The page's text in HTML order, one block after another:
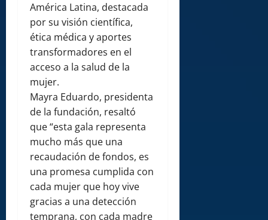
América Latina, destacada
por su visión científica,
ética médica y aportes
transformadores en el
acceso a la salud de la
mujer.
Mayra Eduardo, presidenta
de la fundación, resaltó
que “esta gala representa
mucho más que una
recaudación de fondos, es
una promesa cumplida con
cada mujer que hoy vive
gracias a una detección
temprana, con cada madre